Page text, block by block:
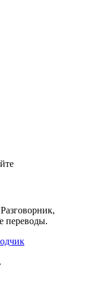
переводы.